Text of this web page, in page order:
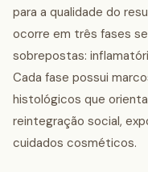
para a qualidade do
ocorre em três fases
sobrepostas:
Cada fase possui
histológicos que
reintegração social,
cuidados cosméticos.